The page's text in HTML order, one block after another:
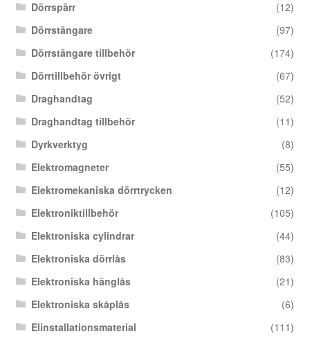
Dörrspärr
(12)
Dörrstängare
(97)
Dörrstängare tillbehör
(174)
Dörrtillbehör övrigt
(67)
Draghandtag
(52)
Draghandtag tillbehör
(11)
Dyrkverktyg
(8)
Elektromagneter
(55)
Elektromekaniska dörrtrycken
(12)
Elektroniktillbehör
(105)
Elektroniska cylindrar
(44)
Elektroniska dörrlås
(83)
Elektroniska hänglås
(21)
Elektroniska skåplås
(6)
Elinstallationsmaterial
(111)